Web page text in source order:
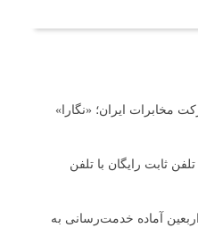
مخابرات ایران؛ «نگارا»
ثابت رایگان با تلفن
آماده خدمت‌رسانی به